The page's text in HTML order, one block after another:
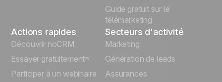
Guide gratuit sur le
télémarketing
Actions rapides
Découvrir noCRM
Essayer gratuitement
Participer à un webinaire
Secteurs d'activité
Marketing
Génération de leads
Assurances